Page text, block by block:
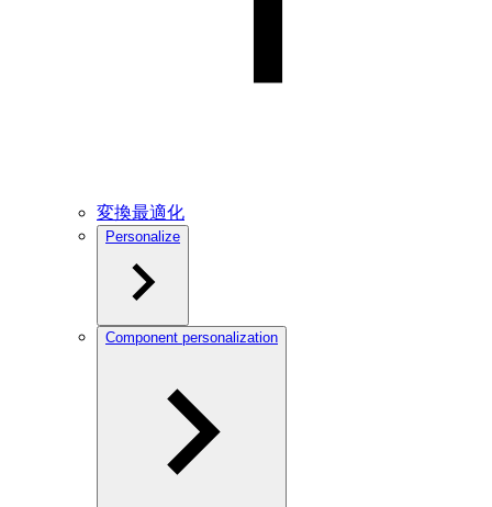
変換最適化
Personalize
Component personalization